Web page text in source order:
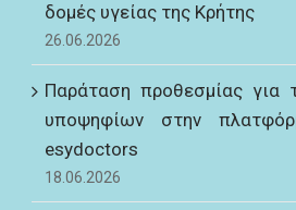
δομές υγείας της Κρήτης
26.06.2026
Παράταση προθεσμίας για
υποψηφίων στην
esydoctors
18.06.2026